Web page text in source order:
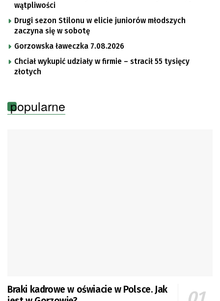
wątpliwości
Drugi sezon Stilonu w elicie juniorów młodszych
zaczyna się w sobotę
Gorzowska ławeczka 7.08.2026
Chciał wykupić udziały w firmie – stracił 55 tysięcy
złotych
popularne
Braki kadrowe w oświacie w Polsce. Jak